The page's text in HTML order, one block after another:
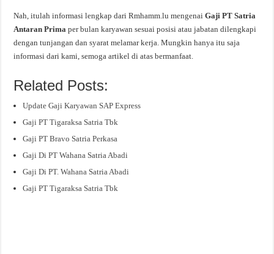
Nah, itulah informasi lengkap dari Rmhamm.lu mengenaiGaji PT Satria
Antaran Primaper bulan karyawan sesuai posisi atau jabatan dilengkapi
dengan tunjangan dan syarat melamar kerja. Mungkin hanya itu saja
informasi dari kami, semoga artikel di atas bermanfaat.
Related Posts:
Update Gaji Karyawan SAP Express
Gaji PT Tigaraksa Satria Tbk
Gaji PT Bravo Satria Perkasa
Gaji Di PT Wahana Satria Abadi
Gaji Di PT. Wahana Satria Abadi
Gaji PT Tigaraksa Satria Tbk